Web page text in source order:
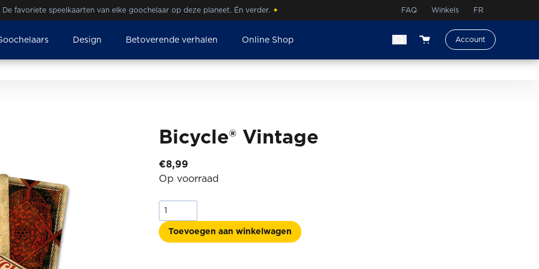
De favoriete speelkaarten van elke goochelaar op deze planeet. Én verder. ✦ FAQ Winkels FR
Design Betoverende verhalen Online Shop
View your shopping cart
Account
Bicycle® Vintage
€8,99
Op voorraad
Bicycle®
aantal
Toevoegen aan winkelwagen